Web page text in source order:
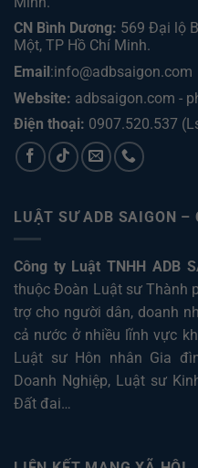
CN Bình Dương: 569 Đại lộ
Một, TP Hồ Chí Minh.
Email:info@adbsaigon.com
Website: adbsaigon.com -
Điện thoại: 0907.520.537
LUẬT SƯ ADB SAIGON –
Công ty Luật TNHH ADB
thuộc Đoàn Luật sư Thành
trợ cho người dân, doanh
cả nước ở nhiều lĩnh vực
Luật sư Hôn nhân Gia
Doanh Nghiệp, Luật sư
Đất đai…